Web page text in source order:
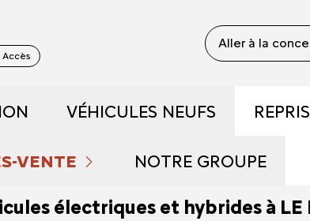
Accès
Aller à la
VÉHICULES NEUFS
DÉCOUVREZ NOS GAMMES
RÉSERVEZ UN ESSAI
VENTE
RENDEZ-VOUS
NOTRE GROUPE
QUI SOMMES NOUS ?
électriques et hybrides à LE